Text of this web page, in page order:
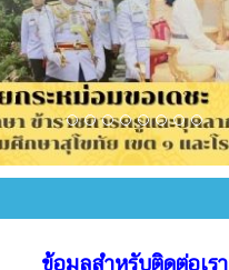
ข้อมูลสำหรับติดต่อเรา